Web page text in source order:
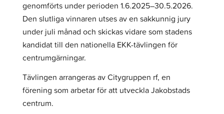
genomförts under perioden 1.6.2025–30.5.2026.
Den slutliga vinnaren utses av en sakkunnig jury
under juli månad och skickas vidare som stadens
kandidat till den nationella EKK-tävlingen för
centrumgärningar.
Tävlingen arrangeras av Citygruppen rf, en
förening som arbetar för att utveckla Jakobstads
centrum.